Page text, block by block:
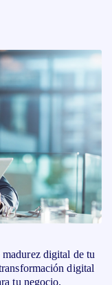
digital de tu
digital
tu negocio.